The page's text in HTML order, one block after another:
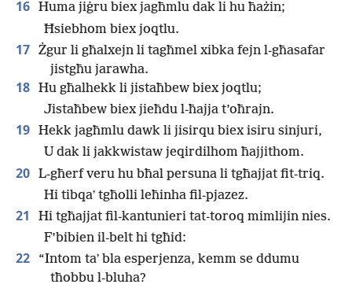
16 Huma jiġru biex jagħmlu dak li hu ħażin;
Ħsiebhom biex joqtlu.
17 Żgur li għalxejn li tagħmel xibka fejn l-għasafar
jistgħu jarawha.
18 Hu għalhekk li jistaħbew biex joqtlu;
Jistaħbew biex jieħdu l-ħajja t’oħrajn.
19 Hekk jagħmlu dawk li jisirqu biex isiru sinjuri,
U dak li jakkwistaw jeqirdilhom ħajjithom.
20 L-għerf veru hu bħal persuna li tgħajjat fit-triq.
Hi tibqaʼ tgħolli leħinha fil-pjazez.
21
Hi tgħajjat fil-kantunieri tat-toroq mimlijin nies.
F’bibien il-belt hi tgħid:
22
“Intom taʼ bla esperjenza, kemm se ddumu
tħobbu l-bluha?